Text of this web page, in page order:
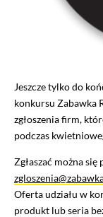
Jeszcze tylko do
konkursu Zabawka
zgłoszenia firm,
podczas
Zgłaszać można się
Oferta udziału w
produkt lub seria